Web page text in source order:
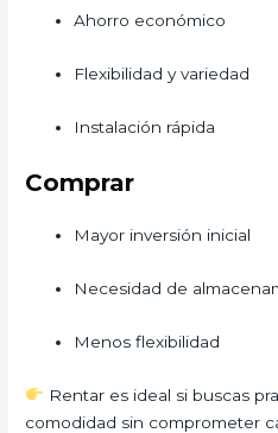
Ahorro económico
Flexibilidad y variedad
Instalación rápida
Comprar
Mayor inversión inicial
Necesidad de
Menos flexibilidad
Rentar es ideal si buscas
comodidad sin comprometer